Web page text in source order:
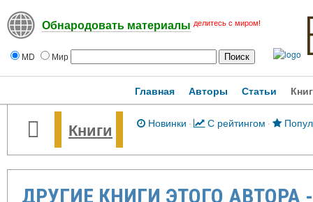
Обнародовать материалы делитесь с миром!
MD Мир
Главная Авторы Статьи
Книги Новинки · С рейтингом ·
ДРУГИЕ КНИГИ ЭТОГО